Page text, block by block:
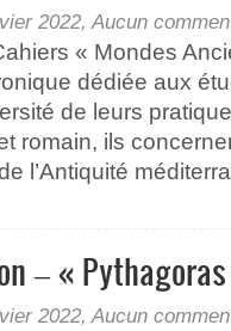
2022,Aucun
« Mondes
dédiée aux
de leurs
romain, ils
l’Antiquité
– «
2022,Aucun